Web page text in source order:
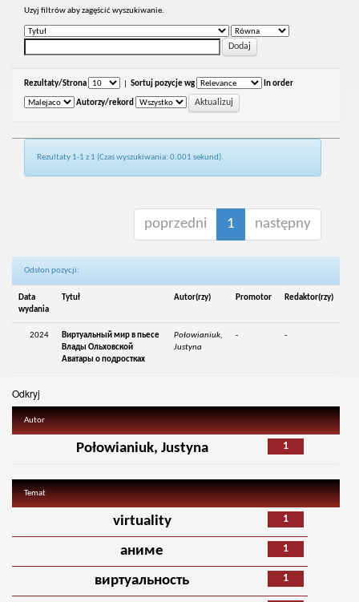
Uzyj filtrów aby zagęścić wyszukiwanie.
Rezultaty/Strona Sortuj pozycje wg In order
Autorzy/rekord
Rezultaty 1-1 z 1 (Czas wyszukiwania: 0.001 sekund).
poprzedni 1 następny
Odsłon pozycji:
Data
wydania
Tytuł Autor(rzy) Promotor Redaktor(rzy)
2024
Виртуальный мир в пьесе
Влады Ольховской
Аватары о подростках
Połowianiuk,
Justyna
- -
Odkryj
Autor
1
Połowianiuk, Justyna
Temat
1
virtuality
1
аниме
1
виртуальность